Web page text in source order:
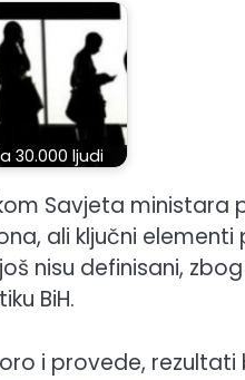
30.000 ljudi
Savjeta
ali ključni
nisu definisani,
BiH.
i provede,